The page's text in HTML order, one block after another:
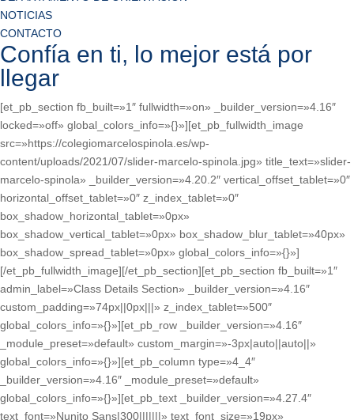
NOTICIAS
CONTACTO
Confía en ti, lo mejor está por
llegar
[et_pb_section fb_built=»1″ fullwidth=»on» _builder_version=»4.16″
locked=»off» global_colors_info=»{}»][et_pb_fullwidth_image
src=»https://colegiomarcelospinola.es/wp-
content/uploads/2021/07/slider-marcelo-spinola.jpg» title_text=»slider-
marcelo-spinola» _builder_version=»4.20.2″ vertical_offset_tablet=»0″
horizontal_offset_tablet=»0″ z_index_tablet=»0″
box_shadow_horizontal_tablet=»0px»
box_shadow_vertical_tablet=»0px» box_shadow_blur_tablet=»40px»
box_shadow_spread_tablet=»0px» global_colors_info=»{}»]
[/et_pb_fullwidth_image][/et_pb_section][et_pb_section fb_built=»1″
admin_label=»Class Details Section» _builder_version=»4.16″
custom_padding=»74px||0px|||» z_index_tablet=»500″
global_colors_info=»{}»][et_pb_row _builder_version=»4.16″
_module_preset=»default» custom_margin=»-3px|auto||auto||»
global_colors_info=»{}»][et_pb_column type=»4_4″
_builder_version=»4.16″ _module_preset=»default»
global_colors_info=»{}»][et_pb_text _builder_version=»4.27.4″
text_font=»Nunito Sans|300|||||||» text_font_size=»19px»